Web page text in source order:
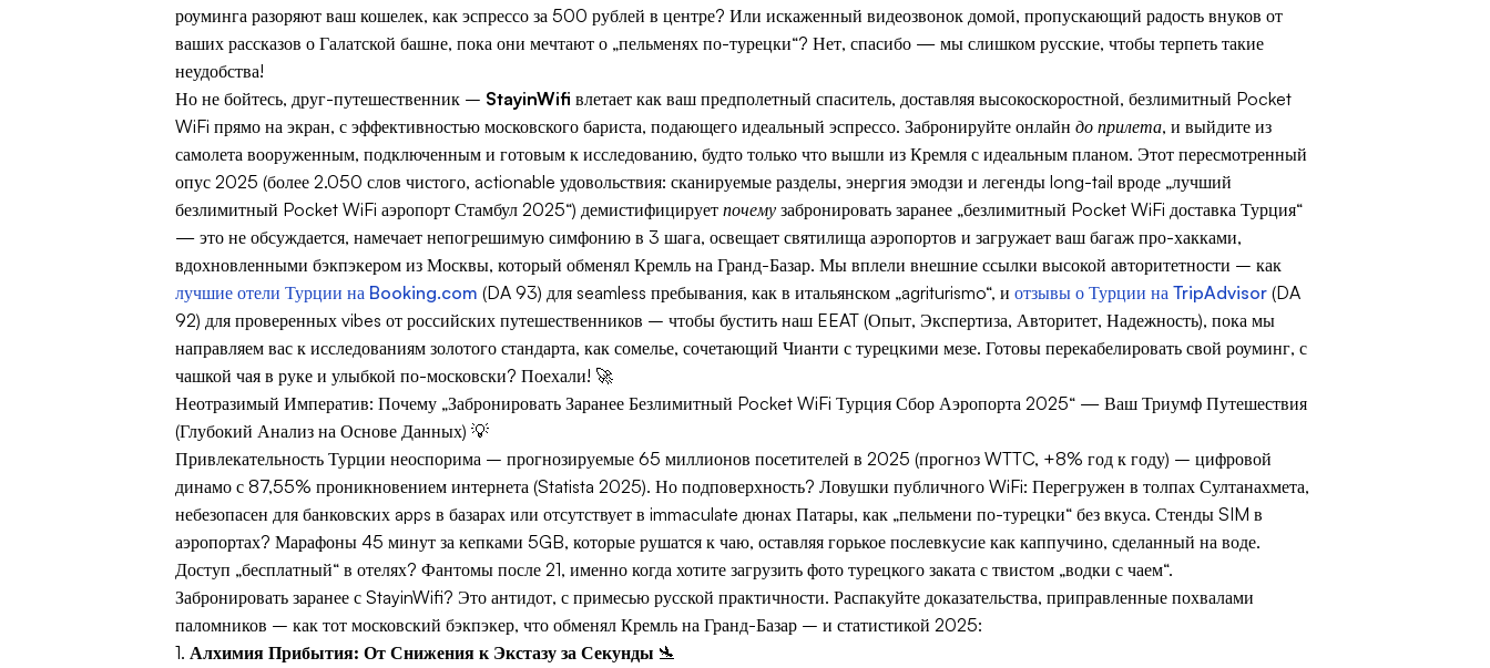
роуминга разоряют ваш кошелек, как эспрессо за 500 рублей в центре? Или искаженный видеозвонок домой, пропускающий радость внуков от
ваших рассказов о Галатской башне, пока они мечтают о „пельменях по-турецки“? Нет, спасибо — мы слишком русские, чтобы терпеть такие
неудобства!
Но не бойтесь, друг-путешественник – StayinWifi влетает как ваш предполетный спаситель, доставляя высокоскоростной, безлимитный Pocket
WiFi прямо на экран, с эффективностью московского бариста, подающего идеальный эспрессо. Забронируйте онлайн до прилета, и выйдите из
самолета вооруженным, подключенным и готовым к исследованию, будто только что вышли из Кремля с идеальным планом. Этот пересмотренный
опус 2025 (более 2.050 слов чистого, actionable удовольствия: сканируемые разделы, энергия эмодзи и легенды long-tail вроде „лучший
безлимитный Pocket WiFi аэропорт Стамбул 2025“) демистифицирует почему забронировать заранее „безлимитный Pocket WiFi доставка Турция“
— это не обсуждается, намечает непогрешимую симфонию в 3 шага, освещает святилища аэропортов и загружает ваш багаж про-хакками,
вдохновленными бэкпэкером из Москвы, который обменял Кремль на Гранд-Базар. Мы вплели внешние ссылки высокой авторитетности – как
лучшие отели Турции на Booking.com (DA 93) для seamless пребывания, как в итальянском „agriturismo“, и отзывы о Турции на TripAdvisor (DA
92) для проверенных vibes от российских путешественников – чтобы бустить наш EEAT (Опыт, Экспертиза, Авторитет, Надежность), пока мы
направляем вас к исследованиям золотого стандарта, как сомелье, сочетающий Чианти с турецкими мезе. Готовы перекабелировать свой роуминг, с
чашкой чая в руке и улыбкой по-московски? Поехали! 🚀
Неотразимый Императив: Почему „Забронировать Заранее Безлимитный Pocket WiFi Турция Сбор Аэропорта 2025“ — Ваш Триумф Путешествия
(Глубокий Анализ на Основе Данных) 💡
Привлекательность Турции неоспорима – прогнозируемые 65 миллионов посетителей в 2025 (прогноз WTTC, +8% год к году) – цифровой
динамо с 87,55% проникновением интернета (Statista 2025). Но подповерхность? Ловушки публичного WiFi: Перегружен в толпах Султанахмета,
небезопасен для банковских apps в базарах или отсутствует в immaculate дюнах Патары, как „пельмени по-турецки“ без вкуса. Стенды SIM в
аэропортах? Марафоны 45 минут за кепками 5GB, которые рушатся к чаю, оставляя горькое послевкусие как каппучино, сделанный на воде.
Доступ „бесплатный“ в отелях? Фантомы после 21, именно когда хотите загрузить фото турецкого заката с твистом „водки с чаем“.
Забронировать заранее с StayinWifi? Это антидот, с примесью русской практичности. Распакуйте доказательства, приправленные похвалами
паломников – как тот московский бэкпэкер, что обменял Кремль на Гранд-Базар – и статистикой 2025:
1. Алхимия Прибытия: От Снижения к Экстазу за Секунды 🛬